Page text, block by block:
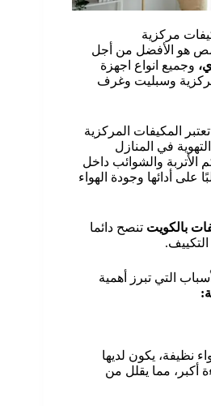
مركزية
هو الأفضل من أجل
وجميع انواع اجهزة
وسبليت وغرف
المكيفات المركزية
في المنازل
الأتربة والشوائب داخل
على أدائها وجودة الهواء
بالكويت تنصح دائما
التكييف.
التي تبرز أهمية
:
نظيفة، يكون لديها
أكبر، مما يقلل من